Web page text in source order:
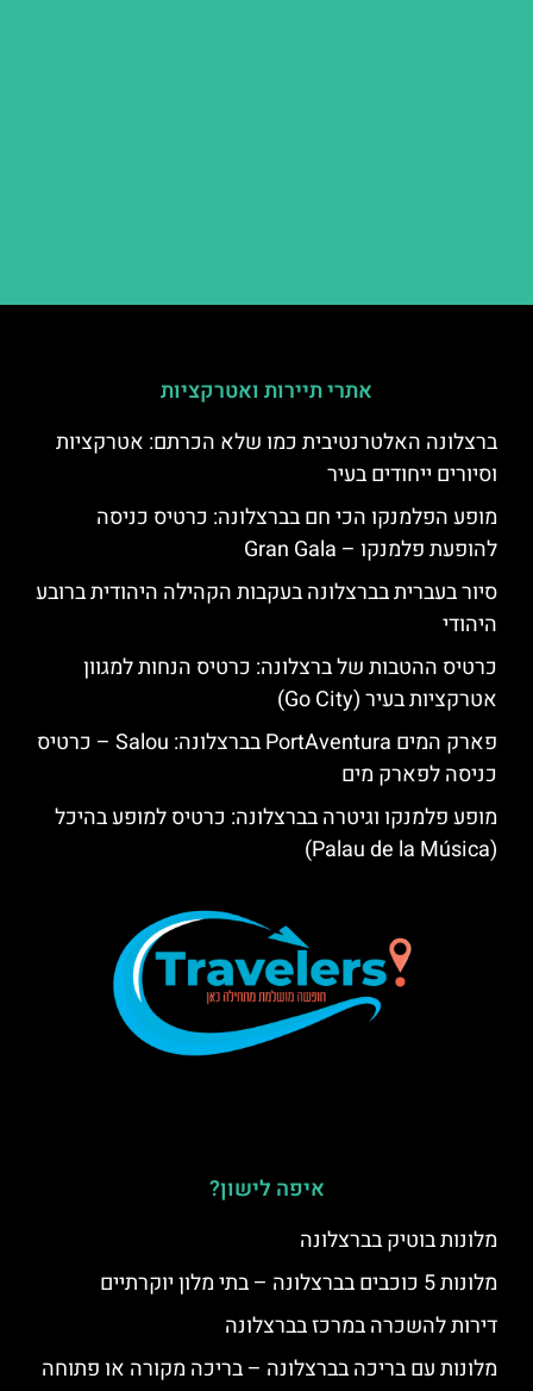
אתרי תיירות ואטרקציות
ברצלונה האלטרנטיבית כמו שלא הכרתם: אטרקציות
וסיורים ייחודים בעיר
מופע הפלמנקו הכי חם בברצלונה: כרטיס כניסה
להופעת פלמנקו – Gran Gala
סיור בעברית בברצלונה בעקבות הקהילה היהודית ברובע
היהודי
כרטיס ההטבות של ברצלונה: כרטיס הנחות למגוון
אטרקציות בעיר (Go City)
פארק המים PortAventura בברצלונה: Salou – כרטיס
כניסה לפארק מים
מופע פלמנקו וגיטרה בברצלונה: כרטיס למופע בהיכל
(Palau de la Música)
איפה לישון?
מלונות בוטיק בברצלונה
מלונות 5 כוכבים בברצלונה – בתי מלון יוקרתיים
דירות להשכרה במרכז בברצלונה
מלונות עם בריכה בברצלונה – בריכה מקורה או פתוחה